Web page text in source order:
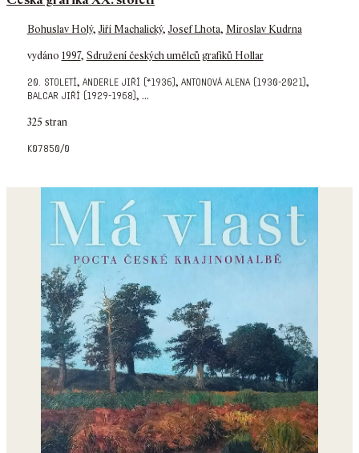
Bohuslav Holý,Jiří Machalický,Josef Lhota, Miroslav Kudrna
vydáno 1997, Sdružení českých umělců grafiků Hollar
20. století, anderle jiří (*1936) , antonová alena (1930-2021) ,
balcar jiří (1929-1968) , ...
325 stran
k07850/0